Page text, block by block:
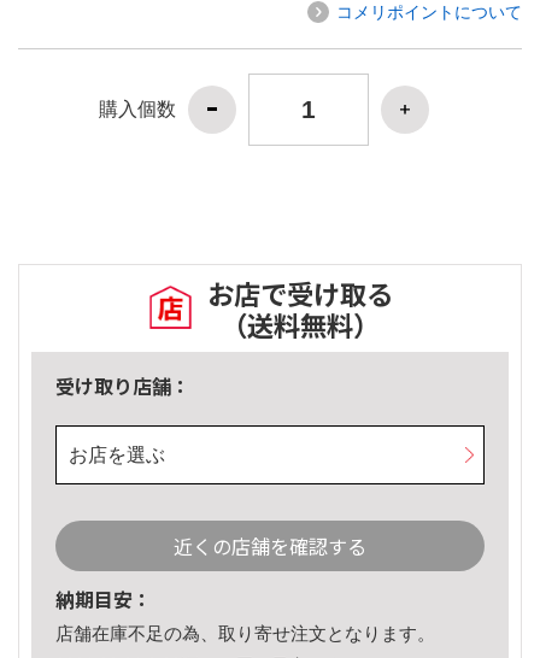
コメリポイントについて
購入個数
お店で受け取る
（送料無料）
受け取り店舗：
お店を選ぶ
近くの店舗を確認する
納期目安：
店舗在庫不足の為、取り寄せ注文となります。